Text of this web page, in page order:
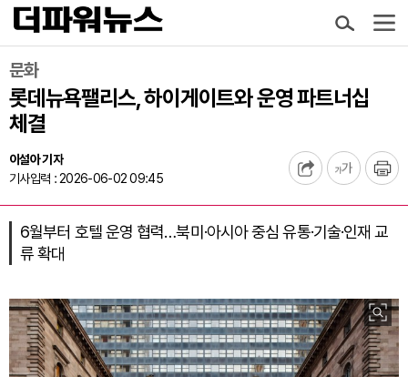
문화
롯데뉴욕팰리스, 하이게이트와 운영 파트너십
체결
이설아 기자
기사입력 : 2026-06-02 09:45
6월부터 호텔 운영 협력…북미·아시아 중심 유통·기술·인재 교
류 확대